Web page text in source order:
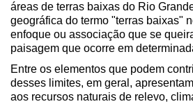
áreas de terras baixas do Rio
geográfica do termo "terras baixas"
enfoque ou associação que se
paisagem que ocorre em
Entre os elementos que podem
desses limites, em geral,
aos recursos naturais de relevo,